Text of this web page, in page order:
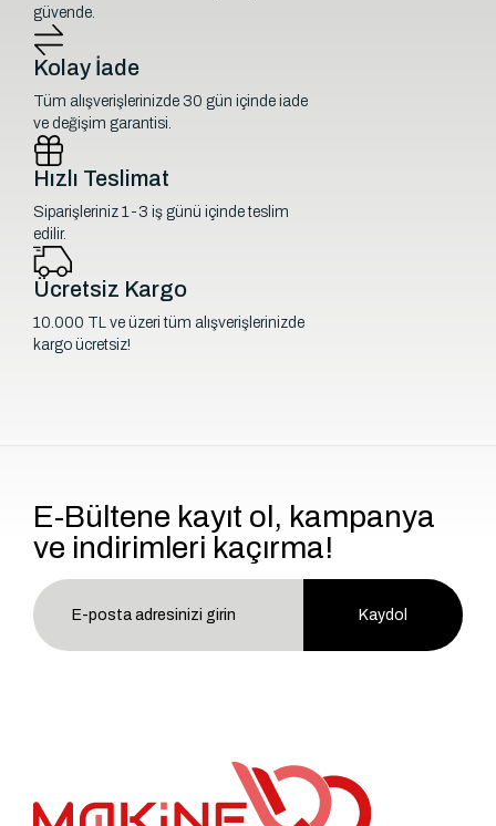
güvende.
Kolay İade
Tüm alışverişlerinizde 30 gün içinde iade
ve değişim garantisi.
Hızlı Teslimat
Siparişleriniz 1-3 iş günü içinde teslim
edilir.
Ücretsiz Kargo
10.000 TL ve üzeri tüm alışverişlerinizde
kargo ücretsiz!
E-Bültene kayıt ol, kampanya
ve indirimleri kaçırma!
Kaydol